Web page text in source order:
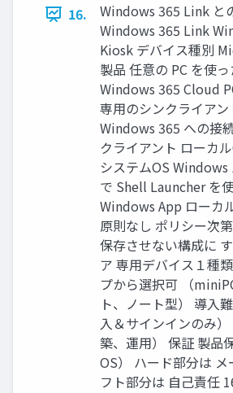
16.
Windows 365 Link と
Windows 365 Link
Kiosk デバイス種別
製品 任意の PC を使
Windows 365 Cloud
専用のシンクライアン
Windows 365 への接
クライアント ローカ
システムOS
で Shell Launcher を
Windows App ローカ
原則なし ポリシー次
保存させない構成に
ア 専用デバイス１種
プから選択可 （
ト、ノート型） 導入
入＆サインインのみ
築、運用） 保証 製品
OS） ハード部分は メ
フト部分は 自己責任